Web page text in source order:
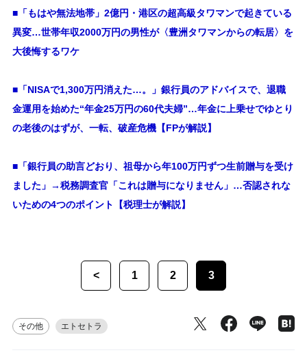
■「もはや無法地帯」2億円・港区の超高級タワマンで起きている
異変…世帯年収2000万円の男性が〈豊洲タワマンからの転居〉を
大後悔するワケ
■「NISAで1,300万円消えた…。」銀行員のアドバイスで、退職
金運用を始めた“年金25万円の60代夫婦”…年金に上乗せでゆとり
の老後のはずが、一転、破産危機【FPが解説】
■「銀行員の助言どおり、祖母から年100万円ずつ生前贈与を受け
ました」→税務調査官「これは贈与になりません」…否認されな
いための4つのポイント【税理士が解説】
< 1 2 3
その他 エトセトラ